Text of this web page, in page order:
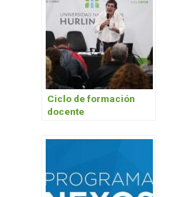
secundaria
Ciclo de formación
docente